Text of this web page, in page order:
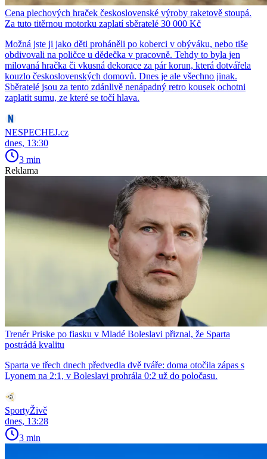
Cena plechových hraček československé výroby raketově stoupá.
Za tuto titěrnou motorku zaplatí sběratelé 30 000 Kč
Možná jste ji jako děti proháněli po koberci v obýváku, nebo tiše
obdivovali na poličce u dědečka v pracovně. Tehdy to byla jen
milovaná hračka či vkusná dekorace za pár korun, která dotvářela
kouzlo československých domovů. Dnes je ale všechno jinak.
Sběratelé jsou za tento zdánlivě nenápadný retro kousek ochotni
zaplatit sumu, ze které se točí hlava.
NESPECHEJ.cz
dnes, 13:30
3 min
Reklama
Trenér Priske po fiasku v Mladé Boleslavi přiznal, že Sparta
postrádá kvalitu
Sparta ve třech dnech předvedla dvě tváře: doma otočila zápas s
Lyonem na 2:1, v Boleslavi prohrála 0:2 už do poločasu.
SportyŽivě
dnes, 13:28
3 min